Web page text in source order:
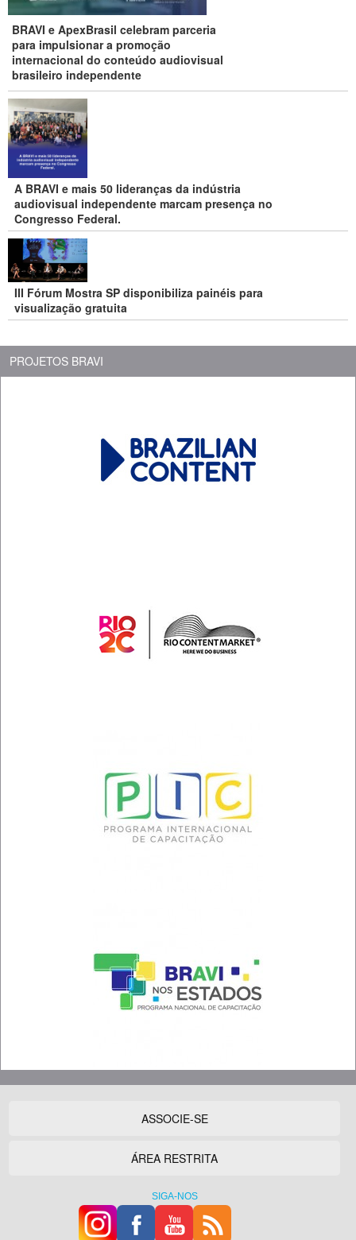
BRAVI e ApexBrasil celebram parceria
para impulsionar a promoção
internacional do conteúdo audiovisual
brasileiro independente
A BRAVI e mais 50 lideranças da indústria
audiovisual independente marcam presença no
Congresso Federal.
III Fórum Mostra SP disponibiliza painéis para
visualização gratuita
PROJETOS BRAVI
ASSOCIE-SE
ÁREA RESTRITA
SIGA-NOS